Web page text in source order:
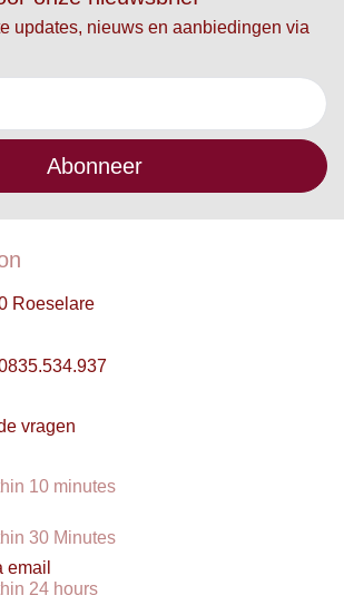
updates, nieuws en aanbiedingen via
Abonneer
Roeselare
vragen
10 minutes
30 Minutes
email
24 hours